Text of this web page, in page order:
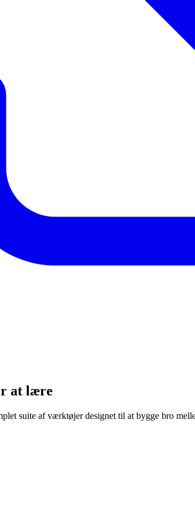
at lære
suite af værktøjer designet til at bygge bro